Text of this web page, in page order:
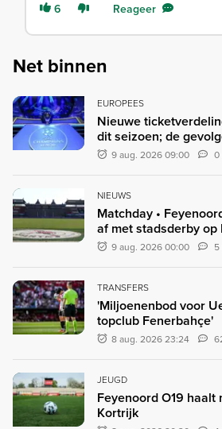
6 Reageer
Net binnen
EUROPEES
Nieuwe
dit seizoen; de
9 aug. 2026 09:00 0
NIEUWS
Matchday •
af met stadsderby op
9 aug. 2026 00:00
TRANSFERS
'Miljoenenbod voor
topclub Fenerbahçe'
8 aug. 2026 23:24
JEUGD
Feyenoord O19
Kortrijk